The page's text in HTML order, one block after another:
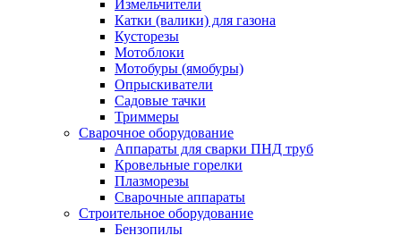
Измельчители
Катки (валики) для газона
Кусторезы
Мотоблоки
Мотобуры (ямобуры)
Опрыскиватели
Садовые тачки
Триммеры
Сварочное оборудование
Аппараты для сварки ПНД труб
Кровельные горелки
Плазморезы
Сварочные аппараты
Строительное оборудование
Бензопилы